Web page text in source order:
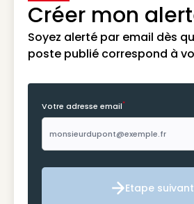
Créer mon
Soyez alerté par email dès
poste publié correspond à
Votre adresse email*
Etape
Etape